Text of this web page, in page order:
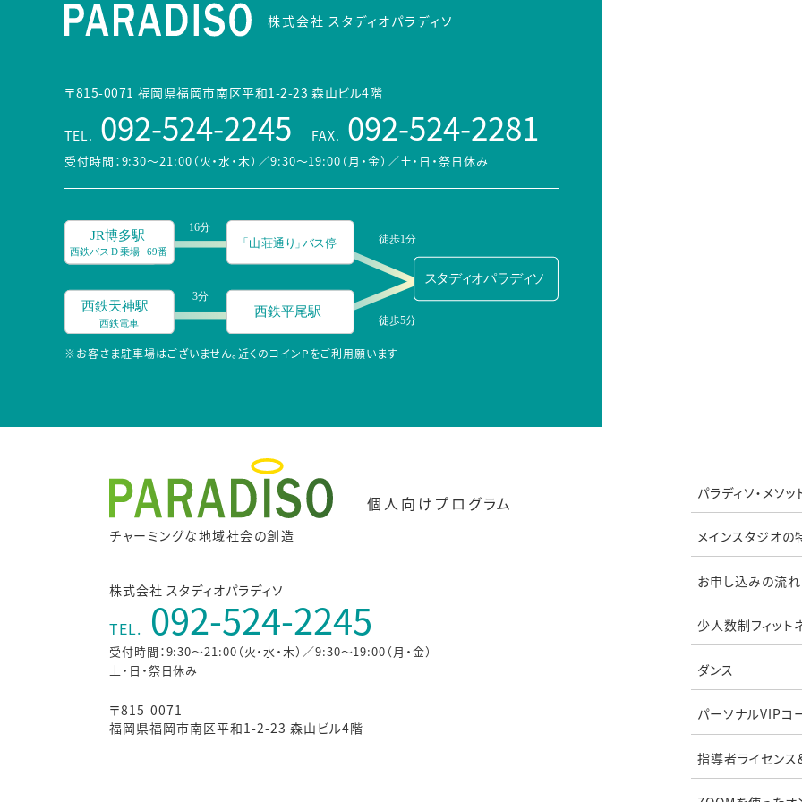
株式会社 スタディオパラディソ
〒815-0071 福岡県福岡市南区平和1-2-23 森山ビル4階
TEL. 092-524-2245 FAX. 092-524-2281
受付時間：9:30～21:00（火・水・木）／9:30～19:00（月・金） ／土・日・祭日休み
※お客さま駐車場はございません。近くのコインPをご利用願います
チャーミングな地域社会の創造
個人向けプログラム
株式会社 スタディオパラディソ
TEL. 092-524-2245
受付時間：9:30～21:00（火・水・木）／9:30～19:00（月・金）
土・日・祭日休み
〒815-0071
福岡県福岡市南区平和1-2-23 森山ビル4階
パラディソ・メソッ
メインスタジオの
お申し込みの流れ
少人数制フィット
ダンス
パーソナルVIPコ
指導者ライセン